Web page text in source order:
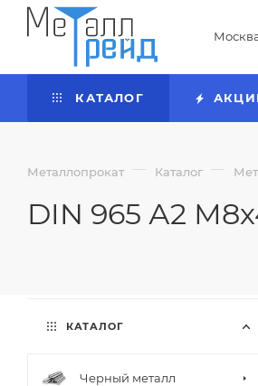
КАТАЛОГ
Металлопрокат — Каталог —
DIN 965 А2
КАТАЛОГ
Черный металл